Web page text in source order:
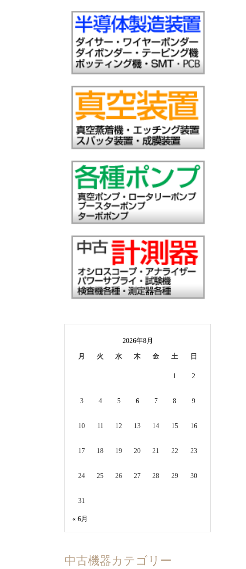
2026年8月
月 火 水 木 金 土 日
1 2
3 4 5 6 7 8 9
10 11 12 13 14 15 16
17 18 19 20 21 22 23
24 25 26 27 28 29 30
31
« 6月
中古機器カテゴリー